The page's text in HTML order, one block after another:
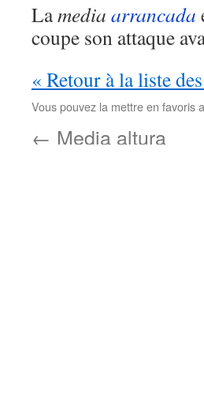
Lamedia arrancada
coupe son attaque
« Retour à la liste
Vous pouvez la mettre en favoris
← Media altura